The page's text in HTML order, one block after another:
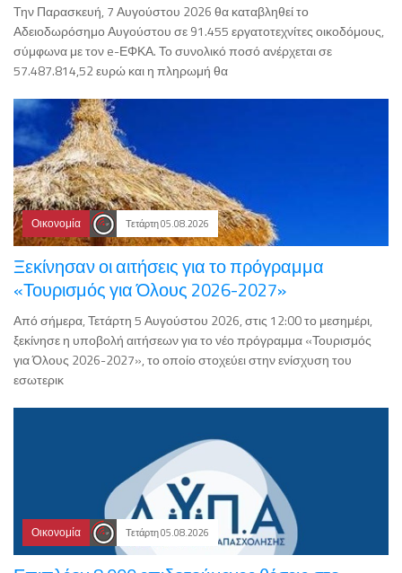
Την Παρασκευή, 7 Αυγούστου 2026 θα καταβληθεί το
Αδειοδωρόσημο Αυγούστου σε 91.455 εργατοτεχνίτες οικοδόμους,
σύμφωνα με τον e-ΕΦΚΑ. Το συνολικό ποσό ανέρχεται σε
57.487.814,52 ευρώ και η πληρωμή θα
Οικονομία Τετάρτη 05.08.2026
Ξεκίνησαν οι αιτήσεις για το πρόγραμμα
«Τουρισμός για Όλους 2026-2027»
Από σήμερα, Τετάρτη 5 Αυγούστου 2026, στις 12:00 το μεσημέρι,
ξεκίνησε η υποβολή αιτήσεων για το νέο πρόγραμμα «Τουρισμός
για Όλους 2026-2027», το οποίο στοχεύει στην ενίσχυση του
εσωτερικ
Οικονομία Τετάρτη 05.08.2026